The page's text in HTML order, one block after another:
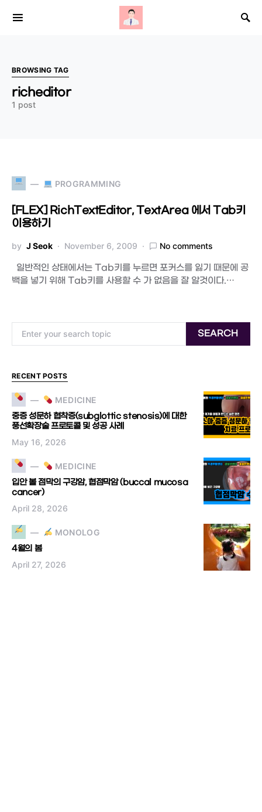
Search for:
BROWSING TAG
richeditor
1 post
PROGRAMMING
[FLEX] RichTextEditor, TextArea 에서 Tab키
이용하기
by J Seok November 6, 2009 No comments
일반적인 상태에서는 Tab키를 누르면 포커스를 잃기 때문에 공
백을 넣기 위해 Tab키를 사용할 수 가 없음을 잘 알것이다.…
SEARCH
RECENT POSTS
MEDICINE
중증 성문하 협착증(subglottic stenosis)에 대한
풍선확장술 프로토콜 및 성공 사례
May 16, 2026
MEDICINE
입안 볼 점막의 구강암, 협점막암 (buccal mucosa
cancer)
April 28, 2026
MONOLOG
4월의 봄
April 27, 2026